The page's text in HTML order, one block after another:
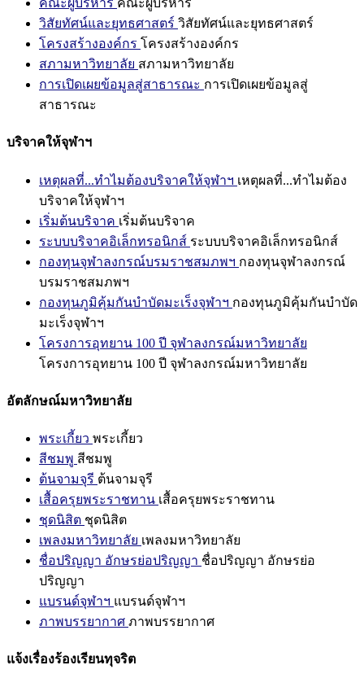
คณะผู้บริหาร คณะผู้บริหาร
วิสัยทัศน์และยุทธศาสตร์ วิสัยทัศน์และยุทธศาสตร์
โครงสร้างองค์กร โครงสร้างองค์กร
สภามหาวิทยาลัย สภามหาวิทยาลัย
การเปิดเผยข้อมูลสู่สาธารณะ การเปิดเผยข้อมูลสู่
สาธารณะ
บริจาคให้จุฬาฯ
เหตุผลที่...ทำไมต้องบริจาคให้จุฬาฯ เหตุผลที่...ทำไมต้อง
บริจาคให้จุฬาฯ
เริ่มต้นบริจาค เริ่มต้นบริจาค
ระบบบริจาคอิเล็กทรอนิกส์ ระบบบริจาคอิเล็กทรอนิกส์
กองทุนจุฬาลงกรณ์บรมราชสมภพฯ กองทุนจุฬาลงกรณ์
บรมราชสมภพฯ
กองทุนภูมิคุ้มกันบำบัดมะเร็งจุฬาฯ กองทุนภูมิคุ้มกันบำบัด
มะเร็งจุฬาฯ
โครงการอุทยาน 100 ปี จุฬาลงกรณ์มหาวิทยาลัย
โครงการอุทยาน 100 ปี จุฬาลงกรณ์มหาวิทยาลัย
อัตลักษณ์มหาวิทยาลัย
พระเกี้ยว พระเกี้ยว
สีชมพู สีชมพู
ต้นจามจุรี ต้นจามจุรี
เสื้อครุยพระราชทาน เสื้อครุยพระราชทาน
ชุดนิสิต ชุดนิสิต
เพลงมหาวิทยาลัย เพลงมหาวิทยาลัย
ชื่อปริญญา อักษรย่อปริญญา ชื่อปริญญา อักษรย่อ
ปริญญา
แบรนด์จุฬาฯ แบรนด์จุฬาฯ
ภาพบรรยากาศ ภาพบรรยากาศ
แจ้งเรื่องร้องเรียนทุจริต